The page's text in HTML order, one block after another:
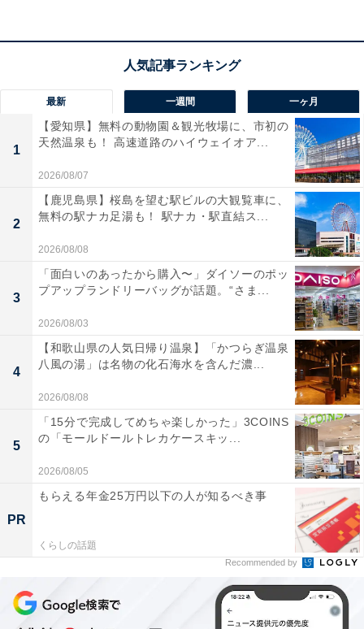
LINEで「クーポン」を使用する方法
1. LINEアプリのメニューから右下の「ウォレット」を選
2. ウォレットの機能一覧より「クーポン」を選択
3. 使用したいクーポンを選択する
日々更新されるクーポンを忘れずにチェックして、上手
にお買いものや食事を楽しみたいところです。
こちらもおすすめ
【LINEクーポン】ファミマ「ファミマルベーカ
最新 一週間 一ヶ月
1
【愛知県】無料の動物園＆観光牧場に、市初の
天然温泉も！ 高速道路のハイウェイオア...
2026/08/07
2
【鹿児島県】桜島を望む駅ビルの大観覧車に、
無料の駅ナカ足湯も！ 駅ナカ・駅直結ス...
2026/08/08
3
「面白いのあったから購入〜」ダイソーのポッ
プアップランドリーバッグが話題。“さま...
2026/08/03
4
【和歌山県の人気日帰り温泉】「かつらぎ温泉
八風の湯」は名物の化石海水を含んだ濃...
2026/08/08
5
「15分で完成してめちゃ楽しかった」3COINS
の「モールドールトレカケースキッ...
2026/08/05
PR
もらえる年金25万円以下の人が知るべき事
くらしの話題
Recommended by